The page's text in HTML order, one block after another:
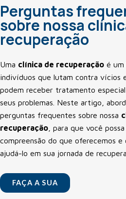
Perguntas
sobre nossa
recuperação
Uma clínica de recuperação é um
indivíduos que lutam contra vícios
podem receber tratamento
seus problemas. Neste artigo,
perguntas frequentes sobre nossa
recuperação , para que você
compreensão do que oferecemos e
ajudá-lo em sua jornada de
FAÇA A SUA